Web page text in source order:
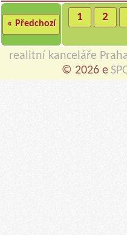
« Předchozí
1 2
realitní kanceláře
© 2026 e